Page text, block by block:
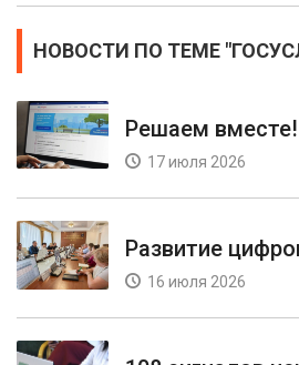
НОВОСТИ ПО ТЕМЕ
Решаем вместе!
17 июля 2026
Развитие
16 июля 2026